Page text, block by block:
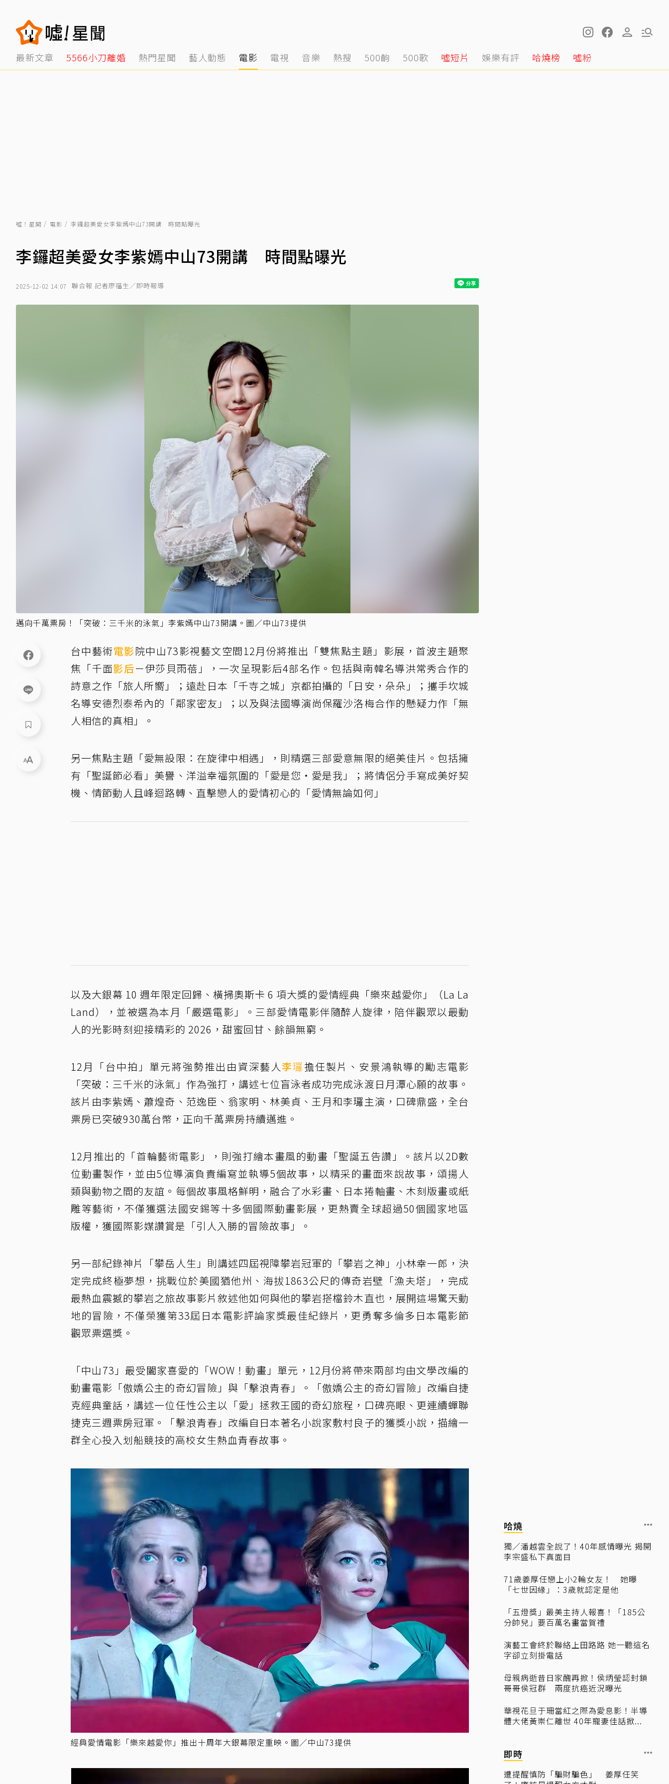
最新文章 5566小刀離婚 熱門星聞 藝人動態 電影 電視 音樂 熱搜 500齣 500歌 噓短片 娛樂有評 哈燒榜 噓粉
噓！星聞 電影 李鑼超美愛女李紫嫣中山73開講 時間點曝光
李鑼超美愛女李紫嫣中山73開講 時間點曝光
2025-12-02 14:07 聯合報 記者廖福生／即時報導
邁向千萬票房！「突破：三千米的泳氣」李紫嫣中山73開講。圖／中山73提供
台中藝術電影院中山73影視藝文空間12月份將推出「雙焦點主題」影展，首波主題聚
焦「千面影后－伊莎貝雨蓓」，一次呈現影后4部名作。包括與南韓名導洪常秀合作的
詩意之作「旅人所嚮」；遠赴日本「千寺之城」京都拍攝的「日安，朵朵」；攜手坎城
名導安德烈泰希內的「鄰家密友」；以及與法國導演尚保羅沙洛梅合作的懸疑力作「無
人相信的真相」。
另一焦點主題「愛無設限：在旋律中相遇」，則精選三部愛意無限的絕美佳片。包括擁
有「聖誕節必看」美譽、洋溢幸福氛圍的「愛是您・愛是我」；將情侶分手寫成美好契
機、情節動人且峰迴路轉、直擊戀人的愛情初心的「愛情無論如何」
以及大銀幕 10 週年限定回歸、橫掃奧斯卡 6 項大獎的愛情經典「樂來越愛你」（La La
Land），並被選為本月「嚴選電影」。三部愛情電影伴隨醉人旋律，陪伴觀眾以最動
人的光影時刻迎接精彩的 2026，甜蜜回甘、餘韻無窮。
12月「台中拍」單元將強勢推出由資深藝人李㼈擔任製片、安景鴻執導的勵志電影
「突破：三千米的泳氣」作為強打，講述七位盲泳者成功完成泳渡日月潭心願的故事。
該片由李紫嫣、蕭煌奇、范逸臣、翁家明、林美貞、王月和李㼈主演，口碑鼎盛，全台
票房已突破930萬台幣，正向千萬票房持續邁進。
12月推出的「首輪藝術電影」，則強打繪本畫風的動畫「聖誕五告讚」。該片以2D數
位動畫製作，並由5位導演負責編寫並執導5個故事，以精采的畫面來說故事，頌揚人
類與動物之間的友誼。每個故事風格鮮明，融合了水彩畫、日本捲軸畫、木刻版畫或紙
雕等藝術，不僅獲選法國安錫等十多個國際動畫影展，更熱賣全球超過50個國家地區
版權，獲國際影媒讚賞是「引人入勝的冒險故事」。
另一部紀錄神片「攀岳人生」則講述四屆視障攀岩冠軍的「攀岩之神」小林幸一郎，決
定完成終極夢想，挑戰位於美國猶他州、海拔1863公尺的傳奇岩壁「漁夫塔」，完成
最熱血震撼的攀岩之旅故事影片敘述他如何與他的攀岩搭檔鈴木直也，展開這場驚天動
地的冒險，不僅榮獲第33屆日本電影評論家獎最佳紀錄片，更勇奪多倫多日本電影節
觀眾票選獎。
「中山73」最受闔家喜愛的「WOW！動畫」單元，12月份將帶來兩部均由文學改編的
動畫電影「傲嬌公主的奇幻冒險」與「擊浪青春」。「傲嬌公主的奇幻冒險」改編自捷
克經典童話，講述一位任性公主以「愛」拯救王國的奇幻旅程，口碑亮眼、更連續蟬聯
捷克三週票房冠軍。「擊浪青春」改編自日本著名小說家敷村良子的獲獎小說，描繪一
群全心投入划船競技的高校女生熱血青春故事。
經典愛情電影「樂來越愛你」推出十周年大銀幕限定重映。圖／中山73提供
哈燒
獨／潘越雲全說了！40年感情曝光 揭開
李宗盛私下真面目
71歲姜厚任戀上小2輪女友！ 她曝
「七世因緣」：3歲就認定是他
「五燈獎」最美主持人報喜！「185公
分帥兒」要百萬名畫當賀禮
演藝工會終於聯絡上田路路 她一聽這名
字卻立刻掛電話
母親病逝昔日家醜再掀！侯炳瑩認封鎖
哥哥侯冠群 兩度抗癌近況曝光
華視花旦于珊當紅之際為愛息影！半導
體大佬黃崇仁離世 40年寵妻佳話掀...
即時
遭提醒慎防「騙財騙色」 姜厚任笑